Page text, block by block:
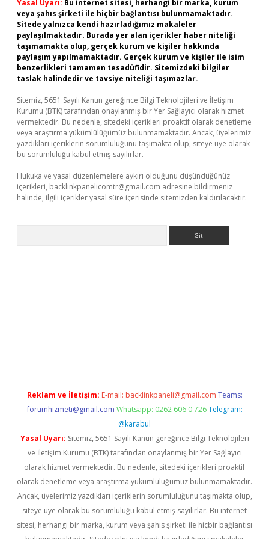
Yasal Uyarı: Bu internet sitesi, herhangi bir marka, kurum
veya şahıs şirketi ile hiçbir bağlantısı bulunmamaktadır.
Sitede yalnızca kendi hazırladığımız makaleler
paylaşılmaktadır. Burada yer alan içerikler haber niteliği
taşımamakta olup, gerçek kurum ve kişiler hakkında
paylaşım yapılmamaktadır. Gerçek kurum ve kişiler ile isim
benzerlikleri tamamen tesadüfidir. Sitemizdeki bilgiler
taslak halindedir ve tavsiye niteliği taşımazlar.
Sitemiz, 5651 Sayılı Kanun gereğince Bilgi Teknolojileri ve İletişim
Kurumu (BTK) tarafından onaylanmış bir Yer Sağlayıcı olarak hizmet
vermektedir. Bu nedenle, sitedeki içerikleri proaktif olarak denetleme
veya araştırma yükümlülüğümüz bulunmamaktadır. Ancak, üyelerimiz
yazdıkları içeriklerin sorumluluğunu taşımakta olup, siteye üye olarak
bu sorumluluğu kabul etmiş sayılırlar.
Hukuka ve yasal düzenlemelere aykırı olduğunu düşündüğünüz
içerikleri, backlinkpanelicomtr@gmail.com adresine bildirmeniz
halinde, ilgili içerikler yasal süre içerisinde sitemizden kaldırılacaktır.
Reklam ve İletişim: E-mail: backlinkpaneli@gmail.com Teams:
forumhizmeti@gmail.com Whatsapp: 0262 606 0 726 Telegram:
@karabul
Yasal Uyarı: Sitemiz, 5651 Sayılı Kanun gereğince Bilgi Teknolojileri
ve İletişim Kurumu (BTK) tarafından onaylanmış bir Yer Sağlayıcı
olarak hizmet vermektedir. Bu nedenle, sitedeki içerikleri proaktif
olarak denetleme veya araştırma yükümlülüğümüz bulunmamaktadır.
Ancak, üyelerimiz yazdıkları içeriklerin sorumluluğunu taşımakta olup,
siteye üye olarak bu sorumluluğu kabul etmiş sayılırlar. Bu internet
sitesi, herhangi bir marka, kurum veya şahıs şirketi ile hiçbir bağlantısı